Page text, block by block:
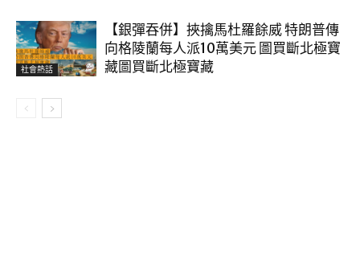
社會熱話
【銀彈吞併】挾擒馬杜羅餘威 特朗普傳
向格陵蘭每人派10萬美元 圖買斷北極寶
藏圖買斷北極寶藏